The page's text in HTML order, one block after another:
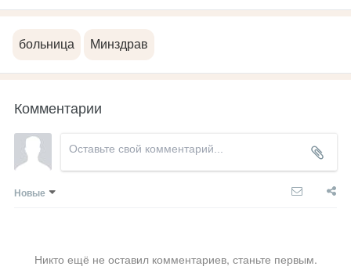
больница Минздрав
Комментарии
Новые
Никто ещё не оставил комментариев, станьте первым.